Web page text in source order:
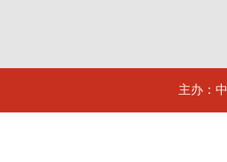
主办：